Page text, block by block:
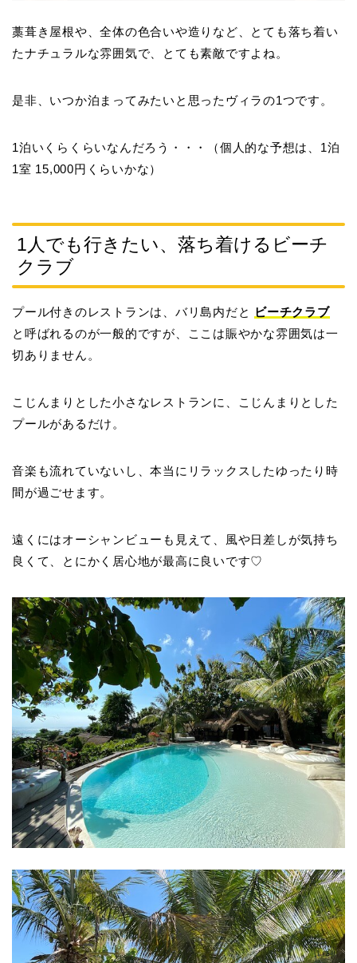
藁葺き屋根や、全体の色合いや造りなど、とても落ち着い
たナチュラルな雰囲気で、とても素敵ですよね。
是非、いつか泊まってみたいと思ったヴィラの1つです。
1泊いくらくらいなんだろう・・・（個人的な予想は、1泊
1室 15,000円くらいかな）
1人でも行きたい、落ち着けるビーチ
クラブ
プール付きのレストランは、バリ島内だと ビーチクラブ
と呼ばれるのが一般的ですが、ここは賑やかな雰囲気は一
切ありません。
こじんまりとした小さなレストランに、こじんまりとした
プールがあるだけ。
音楽も流れていないし、本当にリラックスしたゆったり時
間が過ごせます。
遠くにはオーシャンビューも見えて、風や日差しが気持ち
良くて、とにかく居心地が最高に良いです♡